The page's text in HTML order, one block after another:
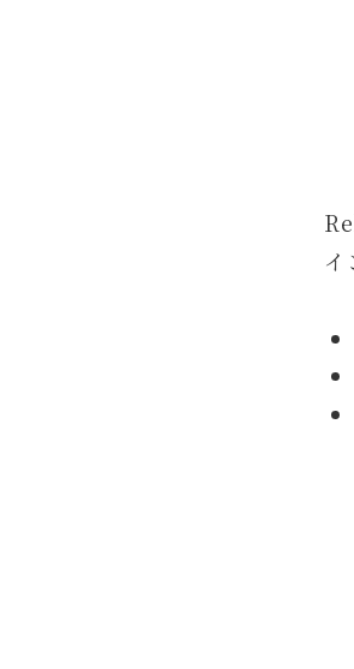
イ